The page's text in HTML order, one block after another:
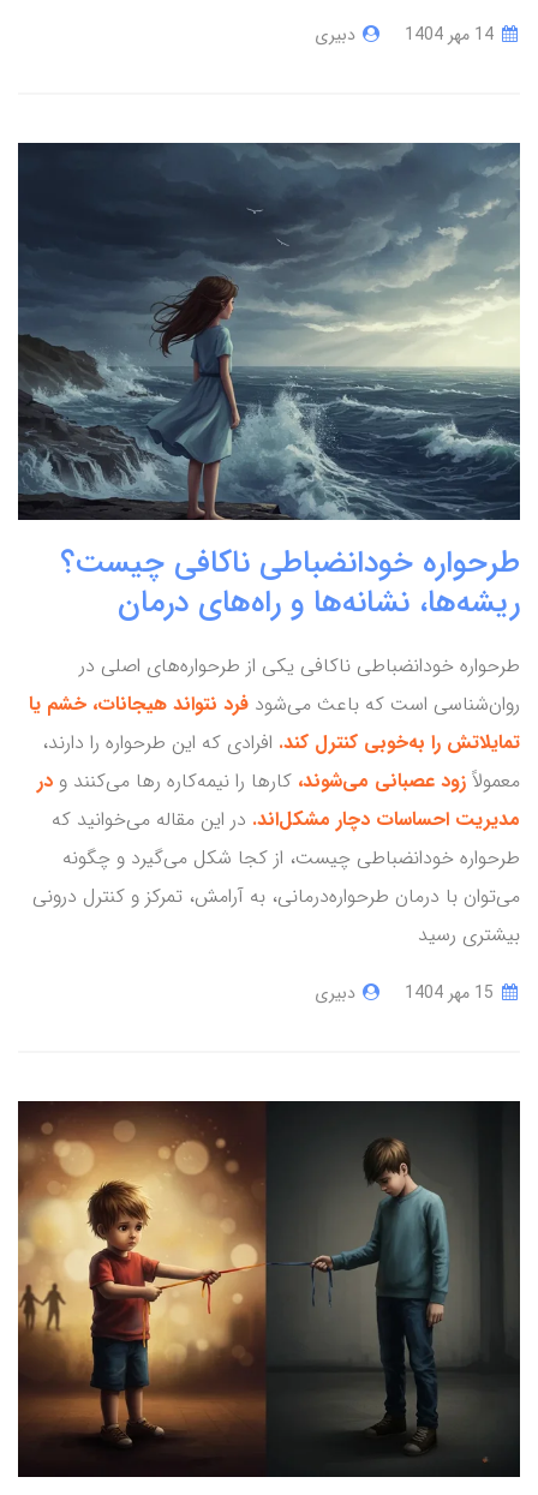
دبیری
طرحواره خودانضباطی ناکافی چیست؟
ریشه‌ها، نشانه‌ها و راه‌های درمان
طرحواره خودانضباطی ناکافی یکی از طرحواره‌های اصلی در
روان‌شناسی است که باعث می‌شود فرد نتواند هیجانات، خشم یا
تمایلاتش را به‌خوبی کنترل کند. افرادی که این طرحواره را دارند،
معمولاً زود عصبانی می‌شوند، کارها را نیمه‌کاره رها می‌کنند و در
مدیریت احساسات دچار مشکل‌اند. در این مقاله می‌خوانید که
طرحواره خودانضباطی چیست، از کجا شکل می‌گیرد و چگونه
می‌توان با درمان طرحواره‌درمانی، به آرامش، تمرکز و کنترل درونی
بیشتری رسید
دبیری